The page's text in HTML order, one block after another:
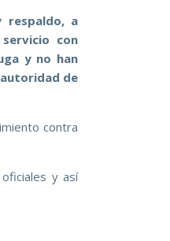
respaldo, a
con
y no han
de
contra
y así